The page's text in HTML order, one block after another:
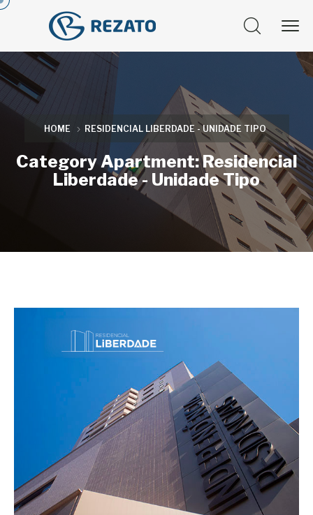
HOME RESIDENCIAL LIBERDADE - UNIDADE TIPO
Category Apartment:Residencial
Liberdade - Unidade Tipo
Residencial
Liberdade – Ap Tipo
Final 01
62
m²
Área Privativa
2